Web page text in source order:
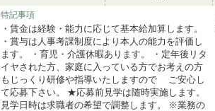
特記事項
・賃金は経験・能力に応じて基本給加算します。
・賞与は人事考課制度により本人の能力を評価し
ます。 ・育児・介護休暇あります。 ・定年後リタ
イヤされた方、家庭に入っている方でお考えの方
もじっくり研修や指導いたしますので ご安心し
て応募下さい。 ★応募前見学は随時実施します。
見学日時は求職者の希望で調整します。 ※業務の